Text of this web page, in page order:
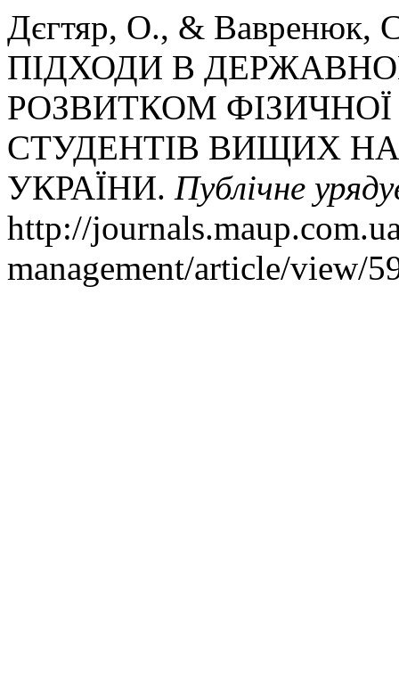
Дєгтяр, О., & Вавренюк,
ПІДХОДИ В
РОЗВИТКОМ
СТУДЕНТІВ ВИЩИХ
УКРАЇНИ. Публічне
http://
management/article/view/